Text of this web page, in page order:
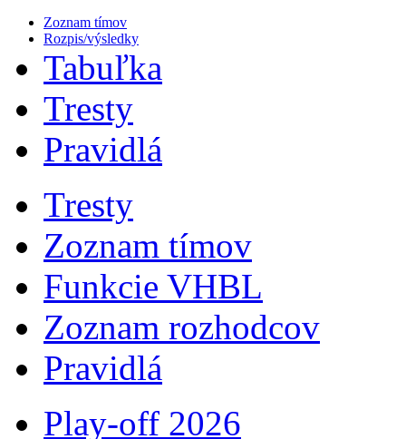
Zoznam tímov
Rozpis/výsledky
Tabuľka
Tresty
Pravidlá
Tresty
Zoznam tímov
Funkcie VHBL
Zoznam rozhodcov
Pravidlá
Play-off 2026